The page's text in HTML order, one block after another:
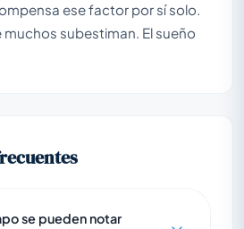
ese factor por sí solo.
muchos subestiman. El sueño
se pueden notar